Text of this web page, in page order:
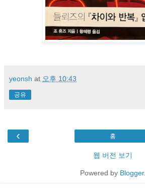
yeonsh at 오후 10:43
공유
‹ 홈
웹 버전 보기
Powered by Blogger.